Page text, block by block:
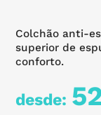
Colchão anti-
superior de
conforto.
desde: